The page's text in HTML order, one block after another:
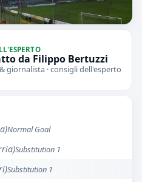
da Filippo Bertuzzi
giornalista · consigli dell'esperto
Normal Goal
Substitution 1
Substitution 1